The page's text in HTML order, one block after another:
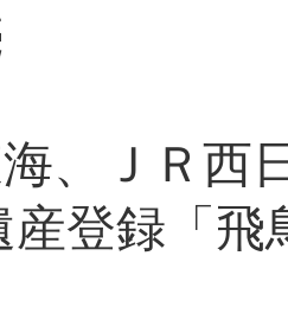
、ＪＲ西
産登録「